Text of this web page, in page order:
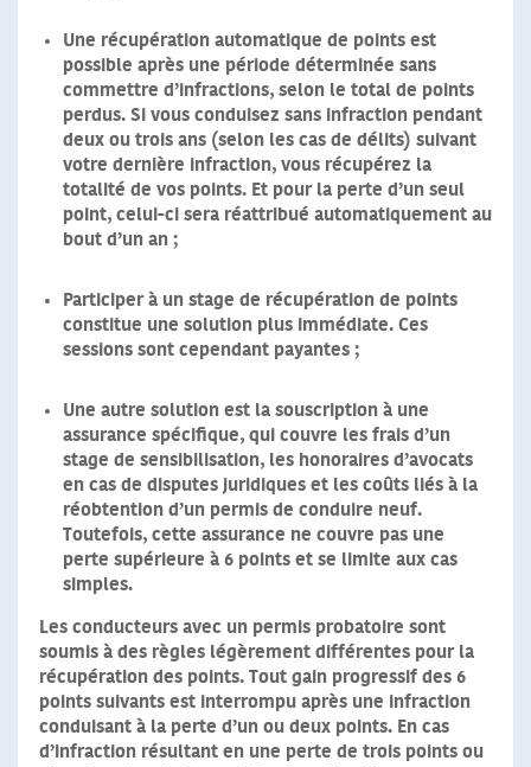
Une récupération automatique de points est
possible après une période déterminée sans
commettre d’infractions, selon le total de points
perdus. Si vous conduisez sans infraction pendant
deux ou trois ans (selon les cas de délits) suivant
votre dernière infraction, vous récupérez la
totalité de vos points. Et pour la perte d’un seul
point, celui-ci sera réattribué automatiquement au
bout d’un an ;
Participer à un stage de récupération de points
constitue une solution plus immédiate. Ces
sessions sont cependant payantes ;
Une autre solution est la souscription à une
assurance spécifique, qui couvre les frais d’un
stage de sensibilisation, les honoraires d’avocats
en cas de disputes juridiques et les coûts liés à la
réobtention d’un permis de conduire neuf.
Toutefois, cette assurance ne couvre pas une
perte supérieure à 6 points et se limite aux cas
simples.
Les conducteurs avec un permis probatoire sont
soumis à des règles légèrement différentes pour la
récupération des points. Tout gain progressif des 6
points suivants est interrompu après une infraction
conduisant à la perte d’un ou deux points. En cas
d’infraction résultant en une perte de trois points ou